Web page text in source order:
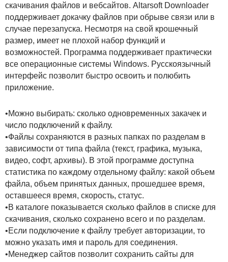
скачивания файлов и вебсайтов. Altarsoft Downloader
поддерживает докачку файлов при обрыве связи или в
случае перезапуска. Несмотря на свой крошечный
размер, имеет не плохой набор функций и
возможностей. Программа поддерживает практически
все операционные системы Windows. Русскоязычный
интерфейс позволит быстро освоить и полюбить
приложение.
•Можно выбирать: сколько одновременных закачек и
число подключений к файлу.
•Файлы сохраняются в разных папках по разделам в
зависимости от типа файла (текст, графика, музыка,
видео, софт, архивы). В этой программе доступна
статистика по каждому отдельному файлу: какой объем
файла, объем принятых данных, прошедшее время,
оставшееся время, скорость, статус.
•В каталоге показывается сколько файлов в списке для
скачивания, сколько сохранено всего и по разделам.
•Если подключение к файлу требует авторизации, то
можно указать имя и пароль для соединения.
•Менеджер сайтов позволит сохранить сайты для